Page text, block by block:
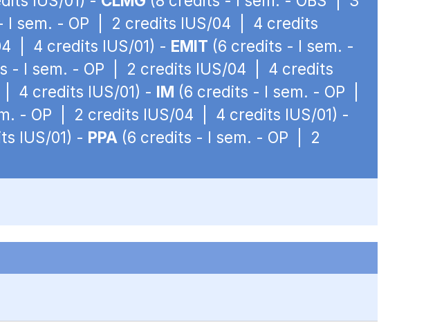
I sem. - OP | 2 credits IUS/04 | 4 credits
| 4 credits IUS/01) - EMIT (6 credits - I sem. -
- I sem. - OP | 2 credits IUS/04 | 4 credits
4 credits IUS/01) - IM (6 credits - I sem. - OP |
- OP | 2 credits IUS/04 | 4 credits IUS/01) -
IUS/01) - PPA (6 credits - I sem. - OP | 2